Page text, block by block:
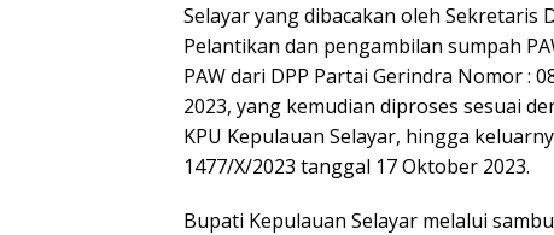
Selayar yang dibacakan oleh Sekretaris
Pelantikan dan pengambilan sumpah
PAW dari DPP Partai Gerindra Nomor :
2023, yang kemudian diproses sesuai
KPU Kepulauan Selayar, hingga
1477/X/2023 tanggal 17 Oktober 2023.
Bupati Kepulauan Selayar melalui